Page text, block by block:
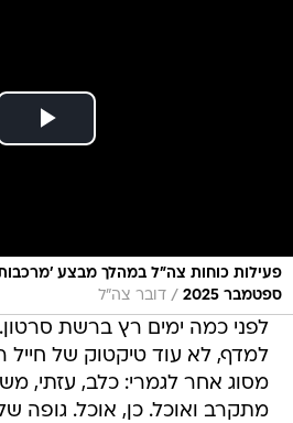
פעילות כוחות צה"ל במהלך מבצע ׳מרכבות
ספטמבר 2025
/ דובר צה"ל
לפני כמה ימים רץ ברשת
למדף, לא עוד טיקטוק של חייל
מסוג אחר לגמרי: כלב, עזתי,
מתקרב ואוכל. כן, אוכל. גופה